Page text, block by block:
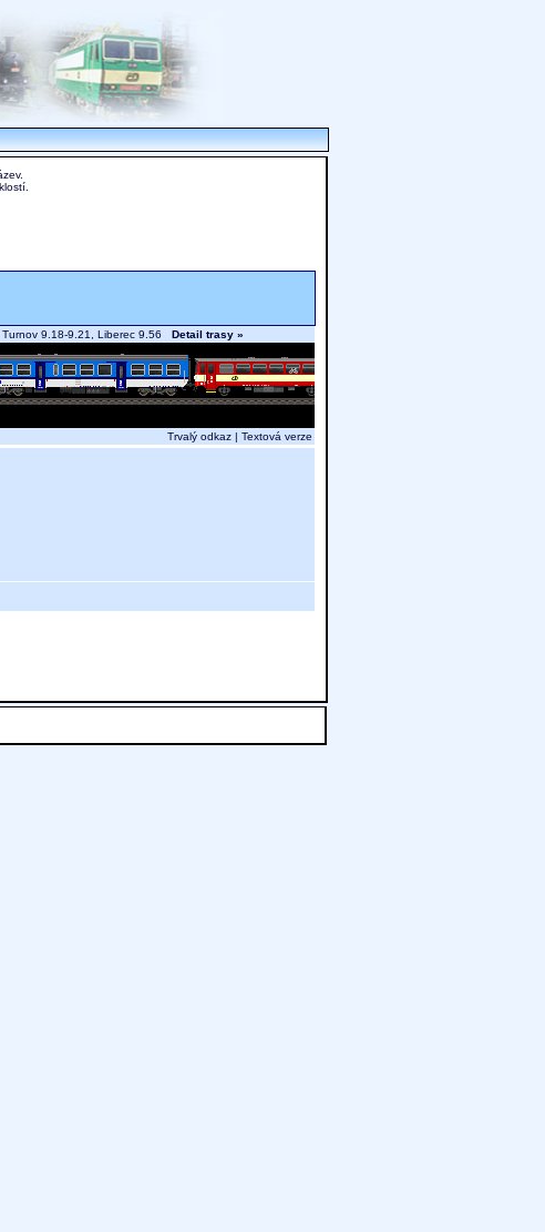
9.18-9.21, Liberec 9.56 Detail trasy »
Trvalý odkaz | Textová verze